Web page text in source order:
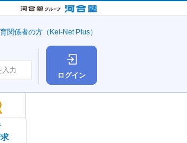
ログイン
関係者の方（Kei-Net Plus）